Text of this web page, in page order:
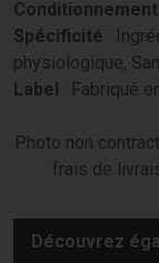
Conditionnement
Spécificité :
physiologique,
Label : Fabriqué
Photo non
frais de
Découvrez